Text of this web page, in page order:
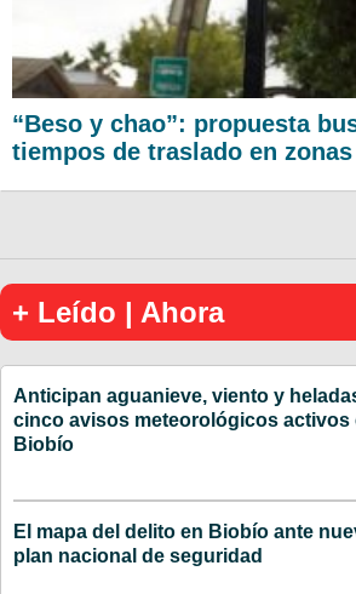
“Beso y chao”: propuesta
tiempos de traslado en
+ Leído | Ahora
Anticipan aguanieve, viento y
cinco avisos meteorológicos activos
Biobío
El mapa del delito en Biobío ante
plan nacional de seguridad